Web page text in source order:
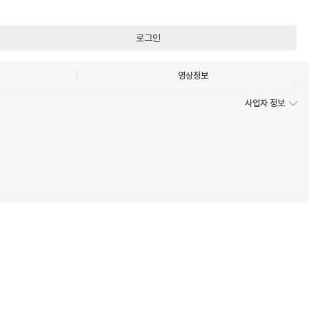
로그인
영상정보
사업자 정보